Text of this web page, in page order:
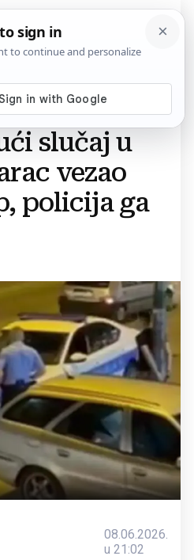
slučaj u
vezao
policija ga
08.06.2026.
u 21:02